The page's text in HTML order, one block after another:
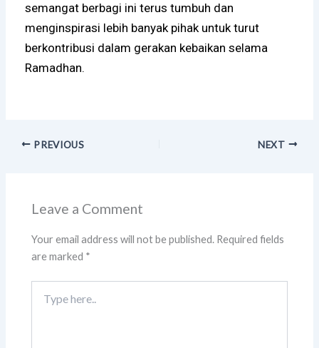
semangat berbagi ini terus tumbuh dan
menginspirasi lebih banyak pihak untuk turut
berkontribusi dalam gerakan kebaikan selama
Ramadhan.
PREVIOUS NEXT
Leave a Comment
Your email address will not be published. Required fields
are marked *
here..